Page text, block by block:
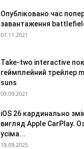
Опубліковано час
завантаження
07.11.2021
Take-two interactive
геймплейний трейлер
suns
03.09.2021
iOS 26 кардинально
вигляд Apple CarPlay.
усіма...
18.09.2025